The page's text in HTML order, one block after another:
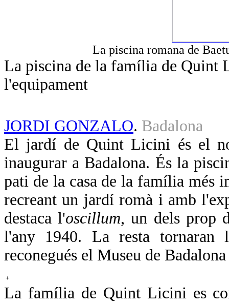
La piscina romana de
La piscina de la família de Quint
l'equipament
JORDI GONZALO. Badalona
El jardí de Quint Licini és el
inaugurar a Badalona. És la
pati de la casa de la família més
recreant un jardí romà i amb
destaca l'oscillum, un dels prop
l'any 1940. La resta tornaran
reconegués el Museu de
+
La família de Quint Licini es